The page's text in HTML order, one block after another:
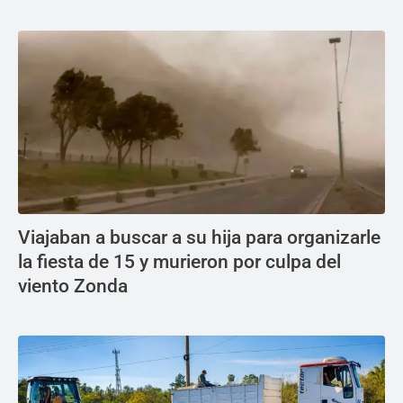
Viajaban a buscar a su hija para organizarle
la fiesta de 15 y murieron por culpa del
viento Zonda